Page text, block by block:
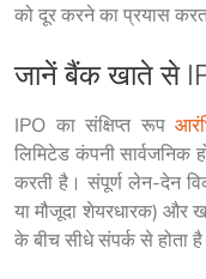
को दूर करने का प्रयास
जानें बैंक खाते से
IPO का संक्षिप्त रूप
लिमिटेड कंपनी सार्वजनिक
करती है। संपूर्ण लेन-देन
या मौजूदा शेयरधारक) और
के बीच सीधे संपर्क से होता